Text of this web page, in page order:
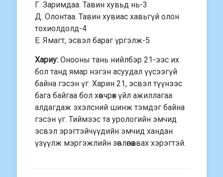
Г. Заримдаа. Тавин хувьд нь-3
Д. Олонтаа. Тавин хувиас хавьгүй олон
тохиолдолд-4
Е. Ямагт, эсвэл бараг үргэлж-5
Хариу: Онооны тань нийлбэр 21-ээс их
бол танд ямар нэгэн асуудал үүсээгүй
байна гэсэн үг. Харин 21, эсвэл түүнээс
бага байгаа бол хөвчрөх үйл ажиллагаа
алдагдаж эхэлсний шинж тэмдэг байна
гэсэн үг. Тиймээс та урологийн эмчид
эсвэл эрэгтэйчүүдийн эмчид хандан
үзүүлж мэргэжлийн зөвлөгөө авах хэрэгтэй.